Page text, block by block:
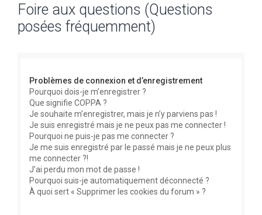
Foire aux questions (Questions
posées fréquemment)
Problèmes de connexion et d’enregistrement
Pourquoi dois-je m’enregistrer ?
Que signifie COPPA ?
Je souhaite m’enregistrer, mais je n’y parviens pas !
Je suis enregistré mais je ne peux pas me connecter !
Pourquoi ne puis-je pas me connecter ?
Je me suis enregistré par le passé mais je ne peux plus
me connecter ?!
J’ai perdu mon mot de passe !
Pourquoi suis-je automatiquement déconnecté ?
À quoi sert « Supprimer les cookies du forum » ?